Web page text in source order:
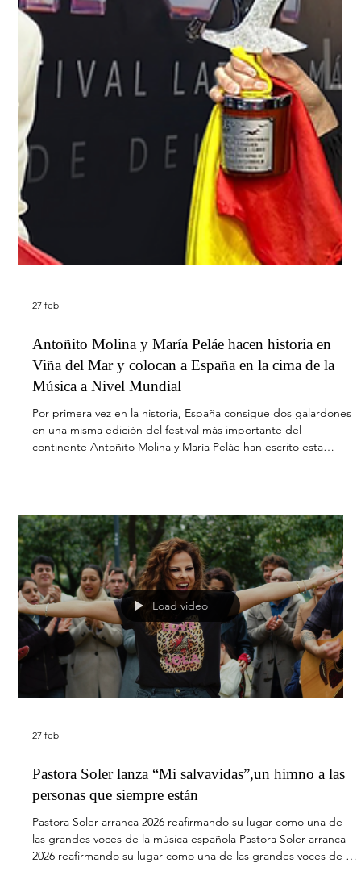
6 mar
César AC renace con “Perdamos el control”: El
comienzo de una nueva era en el Pop Latino
Un single que mezcla nostalgia y pop latino actual para marcar
el inicio de su evolución artística Tras un tiempo trabajando en
redefinir su identidad musical y dar un paso adelante en su
sonido, César AC presenta “Perdamos el Control” , el primer
lanzamiento de una nueva etapa que busca modernizar su
estilo sin perder la esencia veraniega que siempre lo ha
caracterizado. Una evolución natural hacia una imagen y un
sonido más pulidos, contemporáneos y ambiciosos. “Perdamos